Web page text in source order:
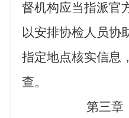
督机构应当指派官
以安排协检人员协
指定地点核实信息
查。
第三章